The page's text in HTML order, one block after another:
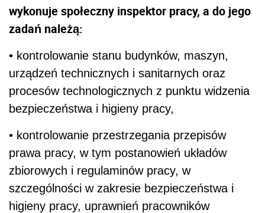
wykonuje społeczny inspektor pracy, a do jego
zadań należą:
• kontrolowanie stanu budynków, maszyn,
urządzeń technicznych i sanitarnych oraz
procesów technologicznych z punktu widzenia
bezpieczeństwa i higieny pracy,
• kontrolowanie przestrzegania przepisów
prawa pracy, w tym postanowień układów
zbiorowych i regulaminów pracy, w
szczególności w zakresie bezpieczeństwa i
higieny pracy, uprawnień pracowników